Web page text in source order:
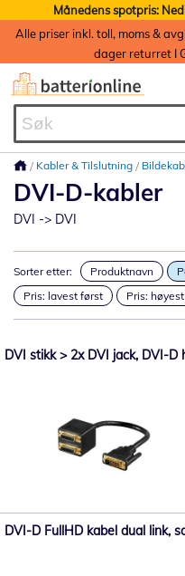
Månedens spotpris:
Alle priser inkl. toll, moms &
dager returret I
Kabler & Tilslutning
DVI-D-kabler
DVI -> DVI
Sorter etter: Produktnavn
Pris: lavest først
Pris:
DVI stikk > 2x DVI jack, DVI-D
DVI-D FullHD kabel dual link,